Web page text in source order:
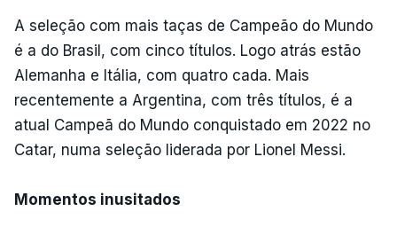
A seleção com mais taças de Campeão do Mundo
é a do Brasil, com cinco títulos. Logo atrás estão
Alemanha e Itália, com quatro cada. Mais
recentemente a Argentina, com três títulos, é a
atual Campeã do Mundo conquistado em 2022 no
Catar, numa seleção liderada por Lionel Messi.
Momentos inusitados